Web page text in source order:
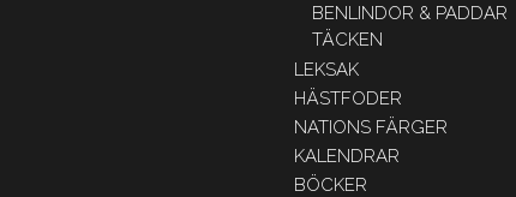
BENLINDOR & PADDAR
TÄCKEN
LEKSAK
HÄSTFODER
NATIONS FÄRGER
KALENDRAR
BÖCKER